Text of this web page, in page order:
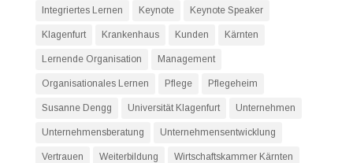
Integriertes Lernen Keynote Keynote Speaker
Klagenfurt Krankenhaus Kunden Kärnten
Lernende Organisation Management
Organisationales Lernen Pflege Pflegeheim
Susanne Dengg Universität Klagenfurt Unternehmen
Unternehmensberatung Unternehmensentwicklung
Vertrauen Weiterbildung Wirtschaftskammer Kärnten